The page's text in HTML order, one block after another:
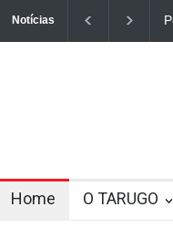
Notícias
Home O TARUGO